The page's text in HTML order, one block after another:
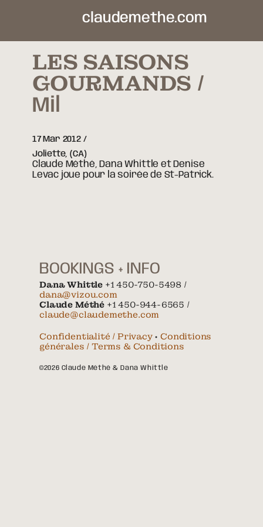
claudemethe.com
LES SAISONS
GOURMANDS
Mil
17 Mar 2012
Joliette,(CA)
Claude Méthé, Dana Whittle et Denise
Levac joue pour la soirée de St-Patrick.
BOOKINGS + INFO
Dana Whittle +1 450-750-5498 /
dana@vizou.com
Claude Méthé +1 450-944-6565 /
claude@claudemethe.com
Confidentialité / Privacy•Conditions
générales / Terms & Conditions
©2026 Claude Méthé & Dana Whittle